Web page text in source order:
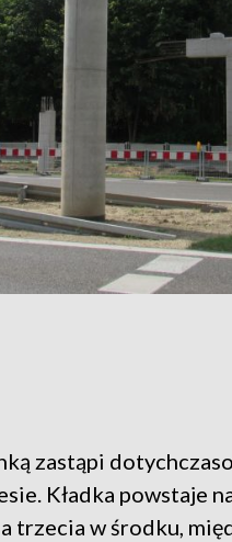
zastąpi
Kładka powstaje
trzecia w środku,